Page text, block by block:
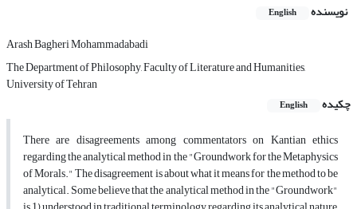
نویسنده English
Arash Bagheri Mohammadabadi
The Department of Philosophy, Faculty of Literature and Humanities,
University of Tehran
چکیده
English
There are disagreements among commentators on Kantian ethics
regarding the analytical method in the "Groundwork for the Metaphysics
of Morals." The disagreement is about what it means for the method to be
analytical. Some believe that the analytical method in the "Groundwork"